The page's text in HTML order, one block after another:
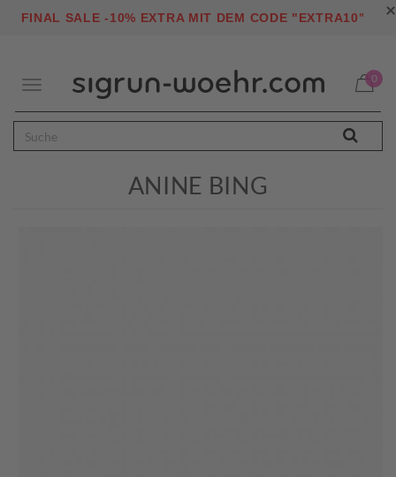
×
FINAL SALE -10% EXTRA MIT DEM CODE "EXTRA10"
Toggle
0
ANINE BING